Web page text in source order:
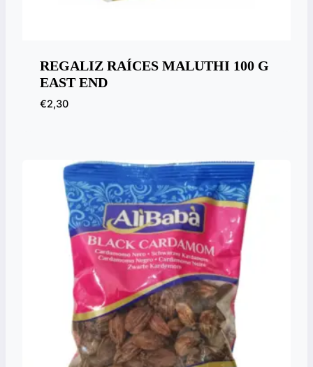
REGALIZ RAÍCES MALUTHI 100 G
EAST END
€2,30